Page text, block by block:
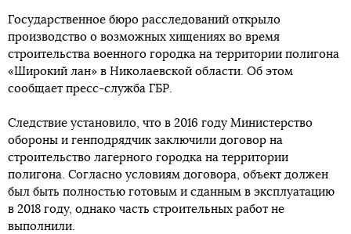
Государственное бюро расследований открыло
производство о возможных хищениях во время
строительства военного городка на территории полигона
«Широкий лан» в Николаевской области. Об этом
сообщает пресс-служба ГБР.
Следствие установило, что в 2016 году Министерство
обороны и генподрядчик заключили договор на
строительство лагерного городка на территории
полигона. Согласно условиям договора, объект должен
был быть полностью готовым и сданным в эксплуатацию
в 2018 году, однако часть строительных работ не
выполнили.